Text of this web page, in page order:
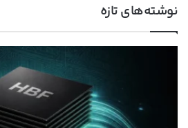
نوشته‌های تازه